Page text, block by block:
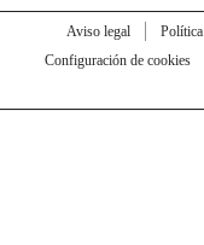
Aviso legal
Configuración de cookies